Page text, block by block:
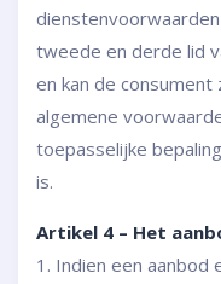
tweede en derde lid
en kan de
algemene
toepasselijke
is.
Artikel 4 – Het
1. Indien een